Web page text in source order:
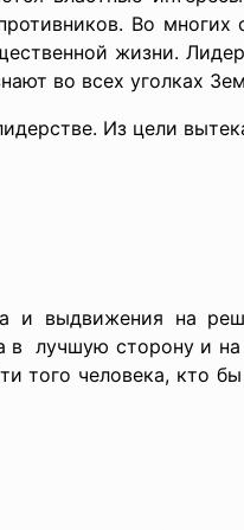
Во многих
жизни.
во всех уголках
Из цели
и выдвижения на
в лучшую сторону и на
того человека, кто